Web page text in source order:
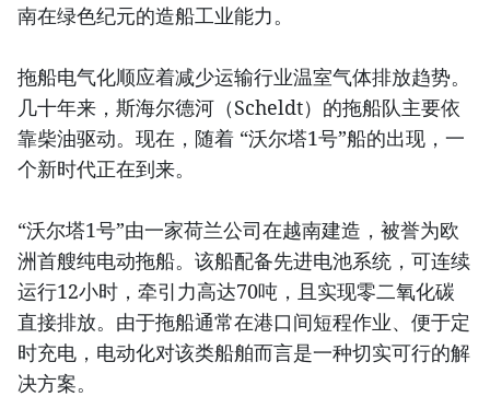
南在绿色纪元的造船工业能力。
拖船电气化顺应着减少运输行业温室气体排放趋势。
几十年来，斯海尔德河（Scheldt）的拖船队主要依
靠柴油驱动。现在，随着 “沃尔塔1号”船的出现，一
个新时代正在到来。
“沃尔塔1号”由一家荷兰公司在越南建造，被誉为欧
洲首艘纯电动拖船。该船配备先进电池系统，可连续
运行12小时，牵引力高达70吨，且实现零二氧化碳
直接排放。由于拖船通常在港口间短程作业、便于定
时充电，电动化对该类船舶而言是一种切实可行的解
决方案。